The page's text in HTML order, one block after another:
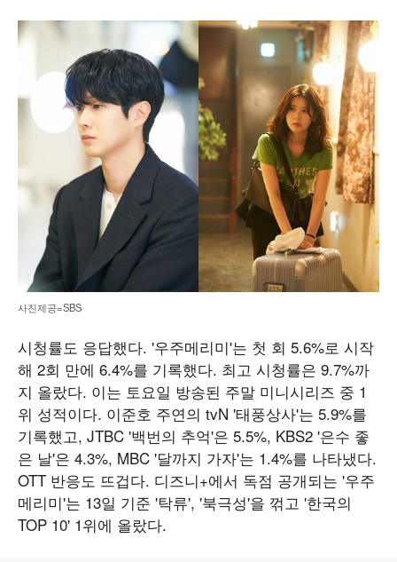
사진제공=SBS
시청률도 응답했다. '우주메리미'는 첫 회 5.6%로 시작
해 2회 만에 6.4%를 기록했다. 최고 시청률은 9.7%까
지 올랐다. 이는 토요일 방송된 주말 미니시리즈 중 1
위 성적이다. 이준호 주연의 tvN '태풍상사'는 5.9%를
기록했고, JTBC '백번의 추억'은 5.5%, KBS2 '은수 좋
은 날'은 4.3%, MBC '달까지 가자'는 1.4%를 나타냈다.
OTT 반응도 뜨겁다. 디즈니+에서 독점 공개되는 '우주
메리미'는 13일 기준 '탁류', '북극성'을 꺾고 '한국의
TOP 10' 1위에 올랐다.